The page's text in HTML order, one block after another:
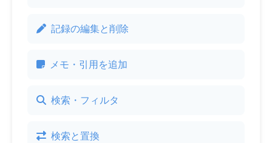
記録の編集と削除
メモ・引用を追加
検索・フィルタ
検索と置換